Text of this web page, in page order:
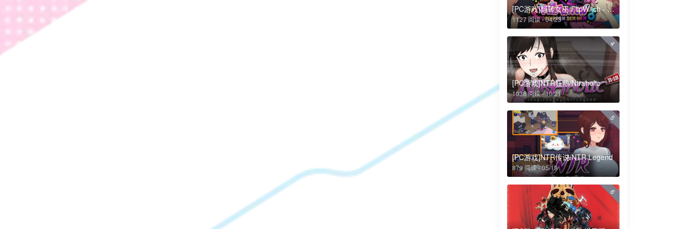
[PC游戏]翻转女巫/FlipWitch - Forbidden Sex Hex
1127 阅读 - 04/23
4
[PC游戏]NTR狂热/Ntraholic
1038 阅读 - 10/21
5
[PC游戏]NTR传说/NTR Legend
879 阅读 - 05/19
6